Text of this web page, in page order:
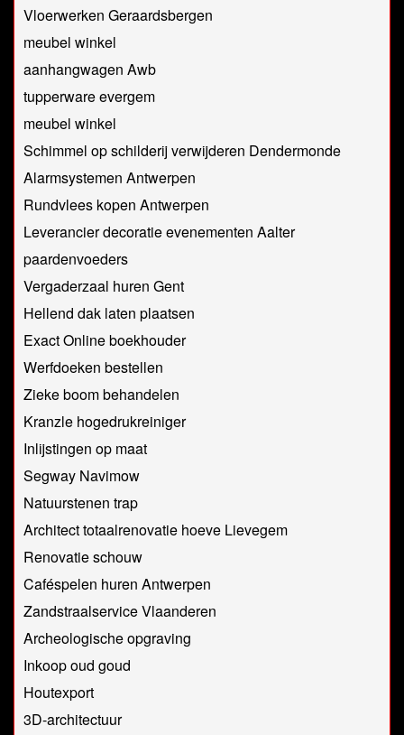
Vloerwerken Geraardsbergen
meubel winkel
aanhangwagen Awb
tupperware evergem
meubel winkel
Schimmel op schilderij verwijderen Dendermonde
Alarmsystemen Antwerpen
Rundvlees kopen Antwerpen
Leverancier decoratie evenementen Aalter
paardenvoeders
Vergaderzaal huren Gent
Hellend dak laten plaatsen
Exact Online boekhouder
Werfdoeken bestellen
Zieke boom behandelen
Kranzle hogedrukreiniger
Inlijstingen op maat
Segway Navimow
Natuurstenen trap
Architect totaalrenovatie hoeve Lievegem
Renovatie schouw
Caféspelen huren Antwerpen
Zandstraalservice Vlaanderen
Archeologische opgraving
Inkoop oud goud
Houtexport
3D-architectuur